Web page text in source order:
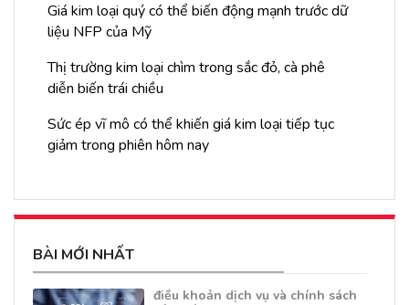
Giá kim loại quý có thể biến động mạnh trước dữ
liệu NFP của Mỹ
Thị trường kim loại chìm trong sắc đỏ, cà phê
diễn biến trái chiều
Sức ép vĩ mô có thể khiến giá kim loại tiếp tục
giảm trong phiên hôm nay
BÀI MỚI NHẤT
điều khoản dịch vụ và chính sách